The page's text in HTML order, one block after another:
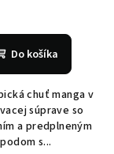
Do košíka
chuť manga v
súprave so
a predplneným
podom s...